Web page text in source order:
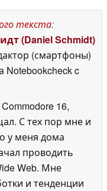
текста:
(Daniel Schmidt)
(смартфоны)
Notebookcheckc
16,
С тех пор мне и
у меня дома
проводить
Web. Мне
и тенденции